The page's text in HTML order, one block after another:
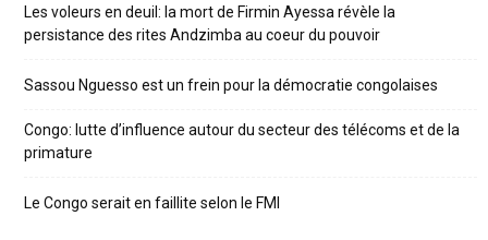
Les voleurs en deuil: la mort de Firmin Ayessa révèle la
persistance des rites Andzimba au coeur du pouvoir
Sassou Nguesso est un frein pour la démocratie congolaises
Congo: lutte d’influence autour du secteur des télécoms et de la
primature
Le Congo serait en faillite selon le FMI